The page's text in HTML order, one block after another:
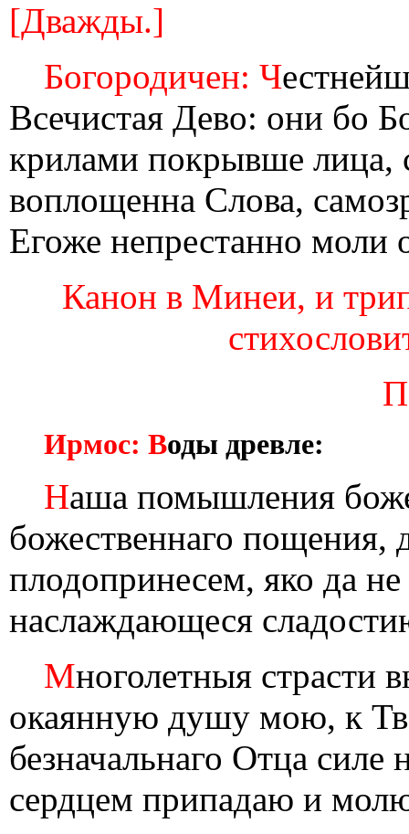
[Дважды.]
Богородичен: Ч
Всечистая Дево: они бо
крилами покрывше
воплощенна Слова,
Егоже непрестанно
Канон в Минеи, и
Ирмос: Воды древле:
Наша помышления
божественнаго пощения,
плодопринесем, яко да
наслаждающеся
Многолетныя страсти
окаянную душу мою, к
безначальнаго Отца
сердцем припадаю и